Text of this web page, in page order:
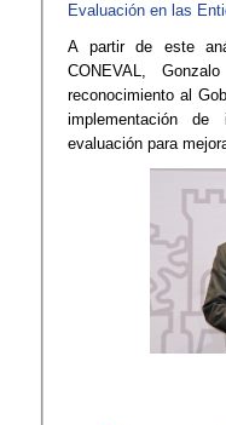
Evaluación en las
A partir de este
CONEVAL,
reconocimiento al
implementación
evaluación para